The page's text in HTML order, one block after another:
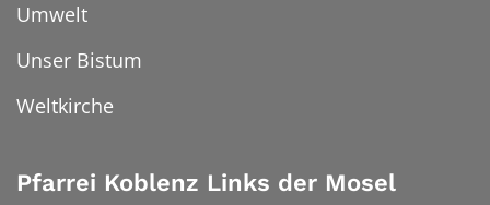
Umwelt
Unser Bistum
Weltkirche
Pfarrei Koblenz Links der Mosel